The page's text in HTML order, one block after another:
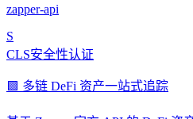
zapper-api
S
CLS安全性认证
🟪 多链 DeFi 资产一站式追踪